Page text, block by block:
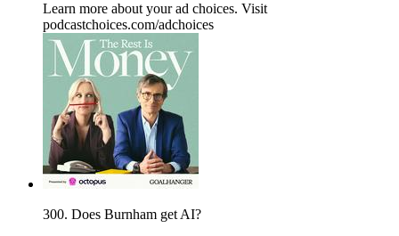
Learn more about your ad choices. Visit
podcastchoices.com/adchoices
300. Does Burnham get AI?